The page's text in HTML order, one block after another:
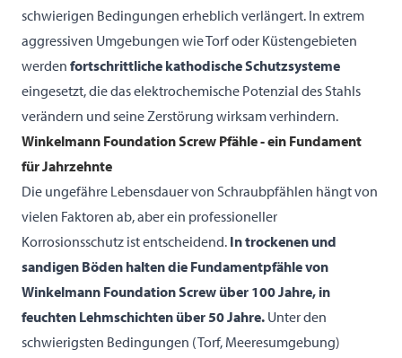
schwierigen Bedingungen erheblich verlängert. In extrem
aggressiven Umgebungen wie Torf oder Küstengebieten
werden fortschrittliche kathodische Schutzsysteme
eingesetzt, die das elektrochemische Potenzial des Stahls
verändern und seine Zerstörung wirksam verhindern.
Winkelmann Foundation Screw Pfähle - ein Fundament
für Jahrzehnte
Die ungefähre Lebensdauer von Schraubpfählen hängt von
vielen Faktoren ab, aber ein professioneller
Korrosionsschutz ist entscheidend. In trockenen und
sandigen Böden halten die Fundamentpfähle von
Winkelmann Foundation Screw über 100 Jahre, in
feuchten Lehmschichten über 50 Jahre. Unter den
schwierigsten Bedingungen (Torf, Meeresumgebung)